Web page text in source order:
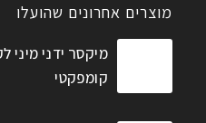
מוצרים אחרונים שהועלו
מיקסר ידני מיני
קומפקטי